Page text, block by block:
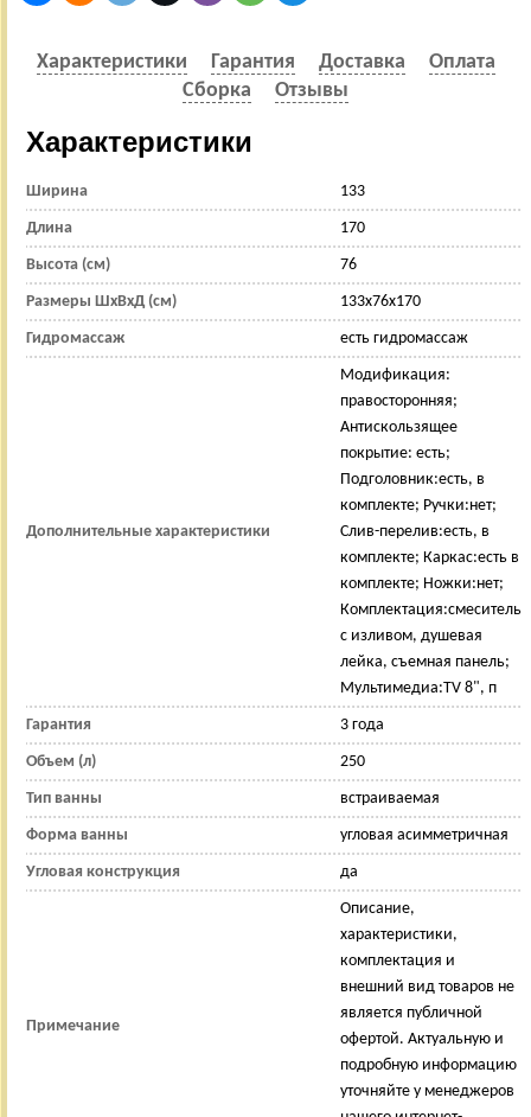
Характеристики Гарантия Доставка
Оплата
Сборка
Отзывы
Характеристики
Ширина 133
Длина 170
Высота (см) 76
Размеры ШхВхД (см) 133x76x170
Гидромассаж есть гидромассаж
Дополнительные характеристики
Модификация:
правосторонняя;
Антискользящее
покрытие: есть;
Подголовник:есть, в
комплекте; Ручки:нет;
Слив-перелив:есть, в
комплекте; Каркас:есть в
комплекте; Ножки:нет;
Комплектация:смеситель
с изливом, душевая
лейка, съемная панель;
Мультимедиа:TV 8", п
Гарантия 3 года
Объем (л) 250
Тип ванны встраиваемая
Форма ванны угловая асимметричная
Угловая конструкция да
Примечание
Описание,
характеристики,
комплектация и
внешний вид товаров не
является публичной
офертой. Актуальную и
подробную информацию
уточняйте у менеджеров